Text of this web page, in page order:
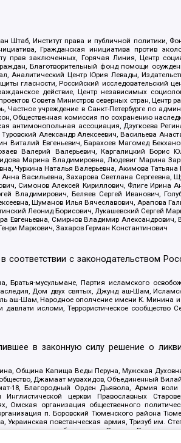
Штаб, Институт права и публичной политики,
Гражданская инициатива против
прав заключенных, Горячая Линия, Центр
Благотворительный фонд помощи
Аналитический Центр Юрия Левады,
гласности, Российский исследовательский
действие, Центр независимых
Совета Министров северных стран, Центр
учреждение в Санкт-Петербурге по
Общественная комиссия по сохранению
антимонопольная ассоциация, Дзугкоева
Александр Алексеевич, Васильева
Виталий Евгеньевич, Барахоев Магомед
Валерий Валерьевич, Каргалицкий Борис
Марина Владимировна, Людевиг Марина
Чуркина Наталья Валерьевна, Акимова Татьяна
Васильевна, Захарова Светлана Сергеевна,
Симонов Алексей Кириллович, Флиге Ирина
Владимирович, Беляев Сергей Иванович,
Шуманов Илья Вячеславович, Арапова
Леонид Борисович, Лукашевский Сергей
Евгеньевна, Смирнов Владимир Александрович,
Маркович, Захаров Герман Константинович
с законодательством
мусульмане, Партия исламского
Дом двух святых, Джунд аш-Шам,
аш-Шам, Народное ополчение имени К. Минина
исломи, Террористическое сообщество
в законную силу решение о
Община Капища Веды Перуна, Мужская
Джамаат мувахидов, Объединенный
18, Благородный Орден Дьявола, Армия
церкви Православных
организация общественного
п. Боровский Тюменского района
повстанческая армия, Тризуб им.
объединение Русские, Русское